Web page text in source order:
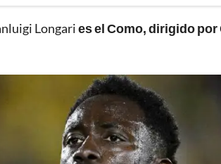
Longaries el Como, dirigido por